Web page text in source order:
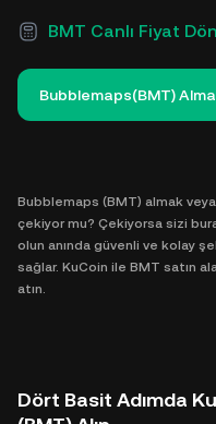
BMT Canlı Fiyat
Bubblemaps(BMT)
Bubblemaps (BMT) almak
çekiyor mu? Çekiyorsa sizi
olun anında güvenli ve kolay
sağlar. KuCoin ile BMT satın
atın.
Dört Basit Adımda